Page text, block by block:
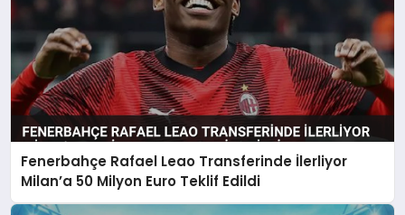
Fenerbahçe Rafael Leao Transferinde İlerliyor
Milan’a 50 Milyon Euro Teklif Edildi